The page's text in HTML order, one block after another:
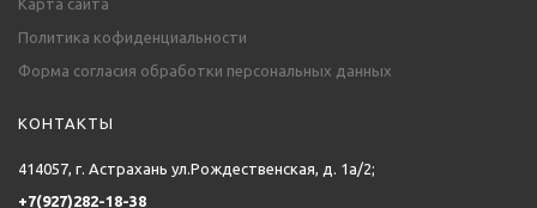
Карта сайта
Политика кофиденциальности
Форма согласия обработки персональных данных
КОНТАКТЫ
414057, г. Астрахань ул.Рождественская, д. 1а/2;
+7(927)282-18-38